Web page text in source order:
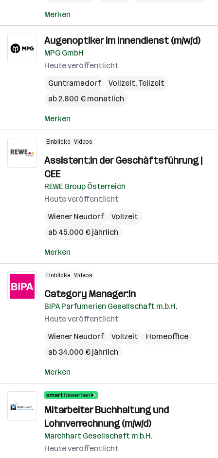
Merken
Augenoptiker im Innendienst (m/w/d)
MPG GmbH
Heute veröffentlicht
Guntramsdorf
Vollzeit, Teilzeit
ab 2.800 € monatlich
Merken
Einblicke Videos
Assistent:in der Geschäftsführung |
CEE
REWE Group Österreich
Heute veröffentlicht
Wiener Neudorf
Vollzeit
ab 45.000 € jährlich
Merken
Einblicke Videos
Category Manager:in
BIPA Parfumerien Gesellschaft m.b.H.
Heute veröffentlicht
Wiener Neudorf
Vollzeit
Homeoffice
ab 34.000 € jährlich
Merken
Mitarbeiter Buchhaltung und
Lohnverrechnung (m/w/d)
Marchhart Gesellschaft m.b.H.
Heute veröffentlicht